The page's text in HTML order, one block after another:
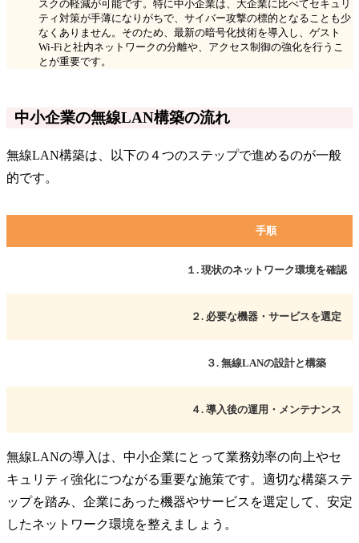
スクの軽減が可能です。特に中小企業は、大企業に比べてセキュリ
ティ対策が手薄になりがちで、サイバー攻撃の標的となることも少
なくありません。そのため、最新の暗号化技術を導入し、ゲスト
Wi-Fiと社内ネットワークの分離や、アクセス制御の強化を行うこ
とが重要です。
中小企業の無線LAN構築の流れ
無線LAN構築は、以下の４つのステップで進めるのが一般
的です。
手順
１. 現状のネットワーク環境を確認
２. 必要な機器・サービスを選定
３. 無線LANの設計と構築
４. 導入後の運用・メンテナンス
無線LANの導入は、中小企業にとって業務効率の向上やセ
キュリティ強化につながる重要な施策です。適切な構築ステ
ップを踏み、企業にあった機器やサービスを選定して、安定
したネットワーク環境を整えましょう。